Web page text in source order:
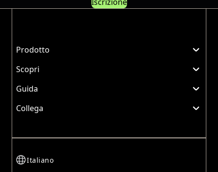
Prodotto
Scopri
Guida
Collega
Italiano